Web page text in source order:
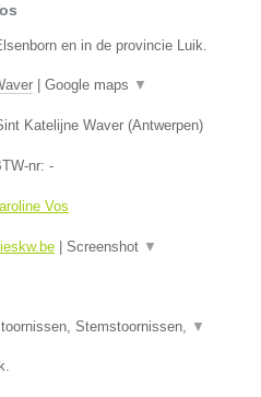
en in de provincie Luik.
Google maps ▼
Katelijne Waver (Antwerpen)
nr: -
Vos
Screenshot ▼
Stemstoornissen, ▼